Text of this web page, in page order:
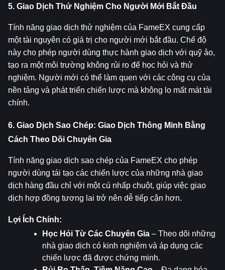
5. Giao Dịch Thử Nghiệm Cho Người Mới Bắt Đầu
Tính năng giao dịch thử nghiệm của FameEX cung cấp
một tài nguyên có giá trị cho người mới bắt đầu. Chế độ
này cho phép người dùng thực hành giao dịch với quỹ ảo,
tạo ra một môi trường không rủi ro để học hỏi và thử
nghiệm. Người mới có thể làm quen với các công cụ của
nền tảng và phát triển chiến lược mà không lo mất mát tài
chính.
6. Giao Dịch Sao Chép: Giao Dịch Thông Minh Bằng
Cách Theo Dõi Chuyên Gia
Tính năng giao dịch sao chép của FameEX cho phép
người dùng tái tạo các chiến lược của những nhà giao
dịch hàng đầu chỉ với một cú nhấp chuột, giúp việc giao
dịch hợp đồng tương lai trở nên dễ tiếp cận hơn.
Lợi Ích Chính:
Học Hỏi Từ Các Chuyên Gia – Theo dõi những
nhà giao dịch có kinh nghiệm và áp dụng các
chiến lược đã được chứng minh.